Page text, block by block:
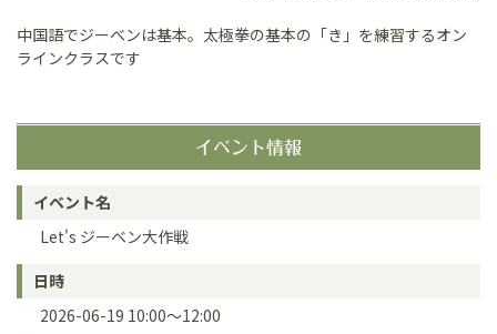
中国語でジーベンは基本。太極拳の基本の「き」を練習するオン
ラインクラスです
イベント情報
イベント名
Let's ジーベン大作戦
日時
2026-06-19 10:00～12:00